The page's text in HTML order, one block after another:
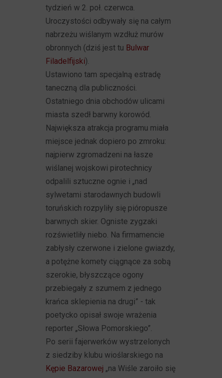
tydzień w 2. poł. czerwca.
Uroczystości odbywały się na całym
nabrzeżu wiślanym wzdłuż murów
obronnych (dziś jest tu Bulwar
Filadelfijski).
Ustawiono tam specjalną estradę
taneczną dla publiczności.
Ostatniego dnia obchodów ulicami
miasta szedł barwny korowód.
Największa atrakcja programu miała
miejsce jednak dopiero po zmroku:
najpierw zgromadzeni na łasze
wiślanej wojskowi pirotechnicy
odpalili sztuczne ognie i „nad
sylwetami starodawnych budowli
toruńskich rozpyliły się pióropusze
barwnych skier. Ogniste zygzaki
rozświetliły niebo. Na firmamencie
zabłysły czerwone i zielone gwiazdy,
a potężne komety ciągnące za sobą
szerokie, błyszczące ogony
przebiegały z szumem z jednego
krańca sklepienia na drugi” - tak
poetycko opisał swoje wrażenia
reporter „Słowa Pomorskiego”.
Po serii fajerwerków wystrzelonych
z siedziby klubu wioślarskiego na
Kępie Bazarowej „na Wiśle zaroiło się